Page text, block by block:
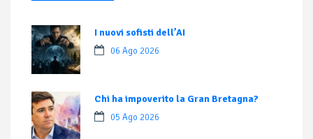
I nuovi sofisti dell’AI
06 Ago 2026
Chi ha impoverito la Gran Bretagna?
05 Ago 2026